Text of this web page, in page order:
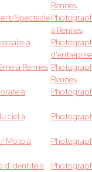
Rennes
Spectacle
à Rennes
à
à Rennes
Rennes
à
ciel à
Moto à
d'identité à